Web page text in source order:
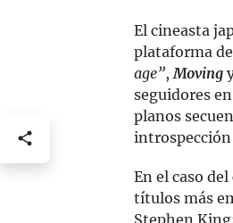
El cineasta
plataforma de
age”,Moving
seguidores en
planos
En el caso del
títulos más
Stephen